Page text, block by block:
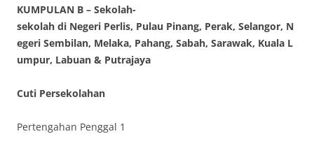
KUMPULAN B – Sekolah-
sekolah di Negeri Perlis, Pulau Pinang, Perak, Selangor, N
egeri Sembilan, Melaka, Pahang, Sabah, Sarawak, Kuala L
umpur, Labuan & Putrajaya
Cuti Persekolahan
Pertengahan Penggal 1